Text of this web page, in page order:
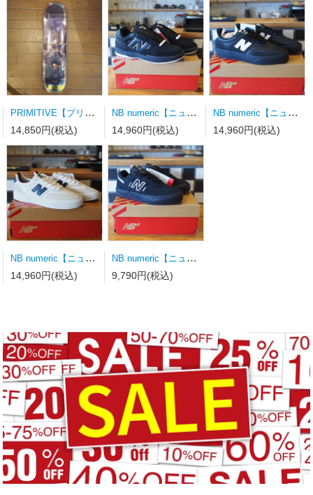
PRIMITIVE【プリミティブ】スケートボードデッキ MOTA CLASH PURPLE 8.0×31.75wb14.19
14,850円(税込)
NB numeric【ニューバランス】スケートシューズ UN808LSC
14,960円(税込)
NB numeric【ニューバランス】スケートシューズ UN340YRW 23.0ｃｍ
14,960円(税込)
NB numeric【ニューバランス】スケートシューズ UN340WVS
14,960円(税込)
NB numeric【ニューバランス】スケートシューズ Y306BSD キッズ
9,790円(税込)